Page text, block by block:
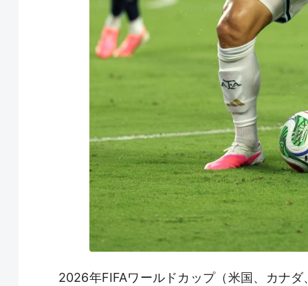
2026年FIFAワールドカップ（米国、カナ